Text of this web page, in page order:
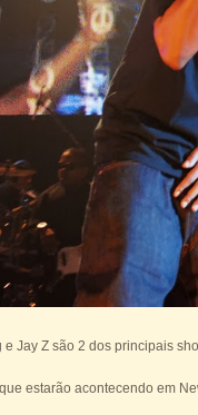
e Jay Z são 2 dos principais
estarão acontecendo em